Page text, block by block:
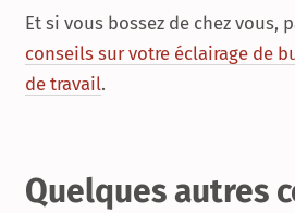
Et si vous bossez de chez vous,
conseils sur votre éclairage de
de travail.
Quelques autres